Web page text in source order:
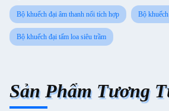
Bộ khuếch đại âm thanh nổi tích hợp Bộ
Bộ khuếch đại tấm loa siêu trầm
Sản Phẩm Tương